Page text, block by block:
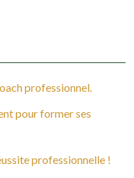
professionnel.
pour former ses
professionnelle !